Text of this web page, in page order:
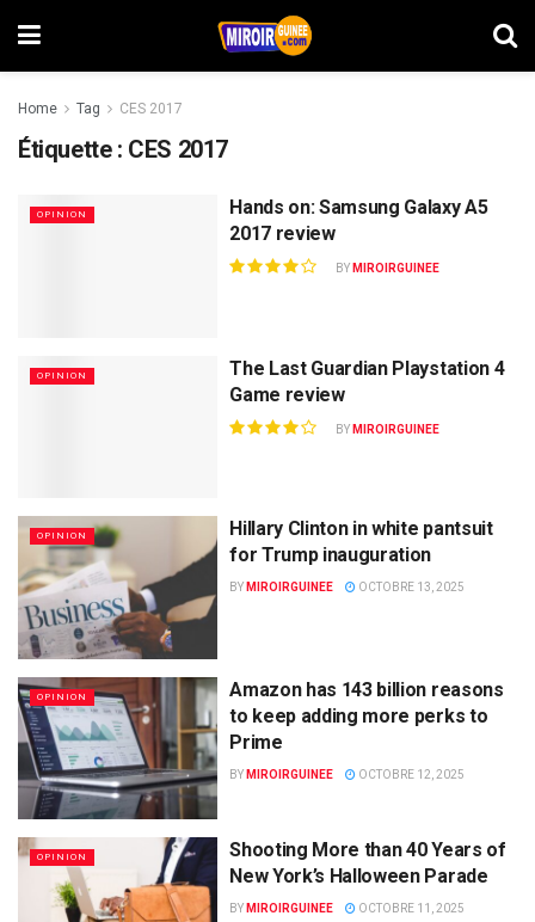
Home Tag CES 2017
Étiquette : CES 2017
OPINION
Hands on: Samsung Galaxy A5
2017 review
BY MIROIRGUINEE
OPINION
The Last Guardian Playstation 4
Game review
BY MIROIRGUINEE
OPINION
Hillary Clinton in white pantsuit
for Trump inauguration
BY MIROIRGUINEE OCTOBRE 13, 2025
OPINION
Amazon has 143 billion reasons
to keep adding more perks to
Prime
BY MIROIRGUINEE OCTOBRE 12, 2025
OPINION
Shooting More than 40 Years of
New York’s Halloween Parade
BY MIROIRGUINEE OCTOBRE 11, 2025